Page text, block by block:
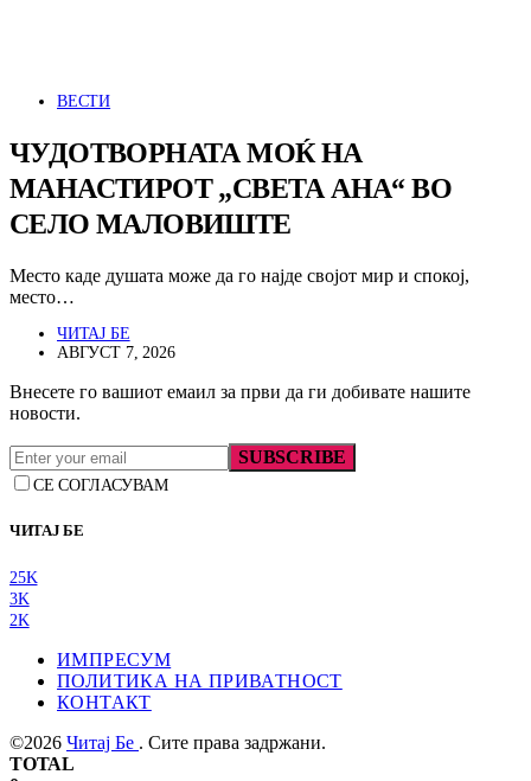
ВЕСТИ
ЧУДОТВОРНАТА МОЌ НА
МАНАСТИРОТ „СВЕТА АНА“ ВО
СЕЛО МАЛОВИШТЕ
Место каде душата може да го најде својот мир и спокој,
место…
ЧИТАЈ БЕ
АВГУСТ 7, 2026
Внесете го вашиот емаил за први да ги добивате нашите
новости.
SUBSCRIBE
СЕ СОГЛАСУВАМ
ЧИТАЈ БЕ
25K
3K
2K
ИМПРЕСУМ
ПОЛИТИКА НА ПРИВАТНОСТ
КОНТАКТ
©2026 Читај Бе . Сите права задржани.
TOTAL